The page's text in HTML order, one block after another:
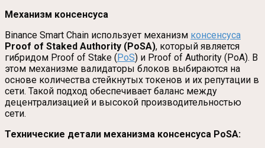
Механизм консенсуса
Binance Smart Chain использует механизм консенсуса
Proof of Staked Authority (PoSA), который является
гибридом Proof of Stake (PoS) и Proof of Authority (PoA). В
этом механизме валидаторы блоков выбираются на
основе количества стейкнутых токенов и их репутации в
сети. Такой подход обеспечивает баланс между
децентрализацией и высокой производительностью
сети.
Технические детали механизма консенсуса PoSA: